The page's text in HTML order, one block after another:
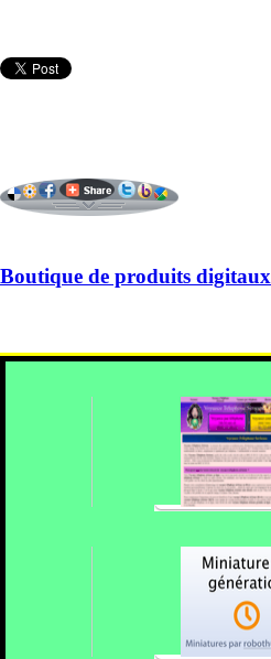
Boutique de produits digitaux